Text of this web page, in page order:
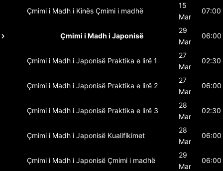
Çmimi i Madh i Kinës Çmimi i madhë
15
Mar
07:00
Çmimi i Madh i Japonisë
29
Mar
06:00
Çmimi i Madh i Japonisë Praktika e lirë 1
27
Mar
02:30
Çmimi i Madh i Japonisë Praktika e lirë 2
27
Mar
06:00
Çmimi i Madh i Japonisë Praktika e lirë 3
28
Mar
02:30
Çmimi i Madh i Japonisë Kualifikimet
28
Mar
06:00
Çmimi i Madh i Japonisë Çmimi i madhë
29
Mar
06:00